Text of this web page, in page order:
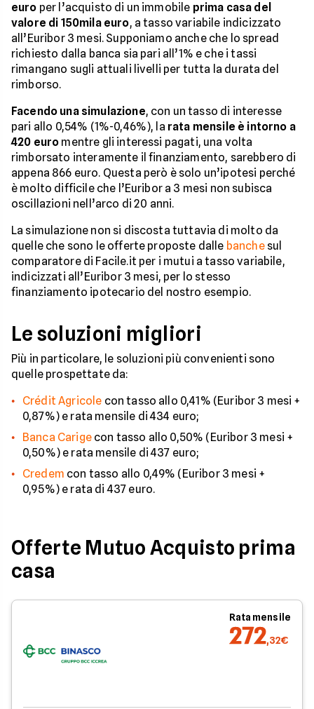
euro per l’acquisto di un immobile prima casa del
valore di 150mila euro, a tasso variabile indicizzato
all’Euribor 3 mesi. Supponiamo anche che lo spread
richiesto dalla banca sia pari all’1% e che i tassi
rimangano sugli attuali livelli per tutta la durata del
rimborso.
Facendo una simulazione, con un tasso di interesse
pari allo 0,54% (1%-0,46%), la rata mensile è intorno a
420 euro mentre gli interessi pagati, una volta
rimborsato interamente il finanziamento, sarebbero di
appena 866 euro. Questa però è solo un’ipotesi perché
è molto difficile che l’Euribor a 3 mesi non subisca
oscillazioni nell’arco di 20 anni.
La simulazione non si discosta tuttavia di molto da
quelle che sono le offerte proposte dalle banchesul
comparatore di Facile.it per i mutui a tasso variabile,
indicizzati all’Euribor 3 mesi, per lo stesso
finanziamento ipotecario del nostro esempio.
Le soluzioni migliori
Più in particolare, le soluzioni più convenienti sono
quelle prospettate da:
Crédit Agricole con tasso allo 0,41% (Euribor 3 mesi +
0,87%) e rata mensile di 434 euro;
Banca Carigecon tasso allo 0,50% (Euribor 3 mesi +
0,50%) e rata mensile di 437 euro;
Credem con tasso allo 0,49% (Euribor 3 mesi +
0,95%) e rata di 437 euro.
Offerte Mutuo Acquisto prima
casa
Rata mensile
272,32€